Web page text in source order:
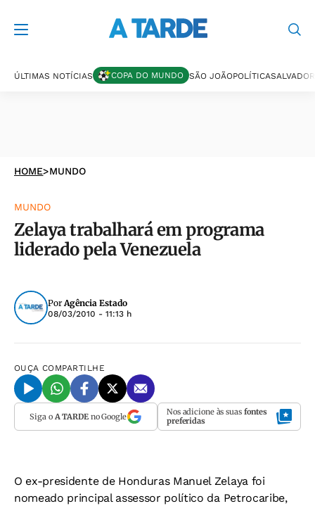
ÚLTIMAS NOTÍCIAS COPA DO MUNDO SÃO JOÃOPOLÍTICASALVADOR
HOME>MUNDO
MUNDO
Zelaya trabalhará em programa
liderado pela Venezuela
PorAgência Estado
08/03/2010 - 11:13 h
OUÇA COMPARTILHE
Siga o A TARDEno Google Nos adicione às suas fontes
preferidas
O ex-presidente de Honduras Manuel Zelaya foi
nomeado principal assessor político da Petrocaribe,